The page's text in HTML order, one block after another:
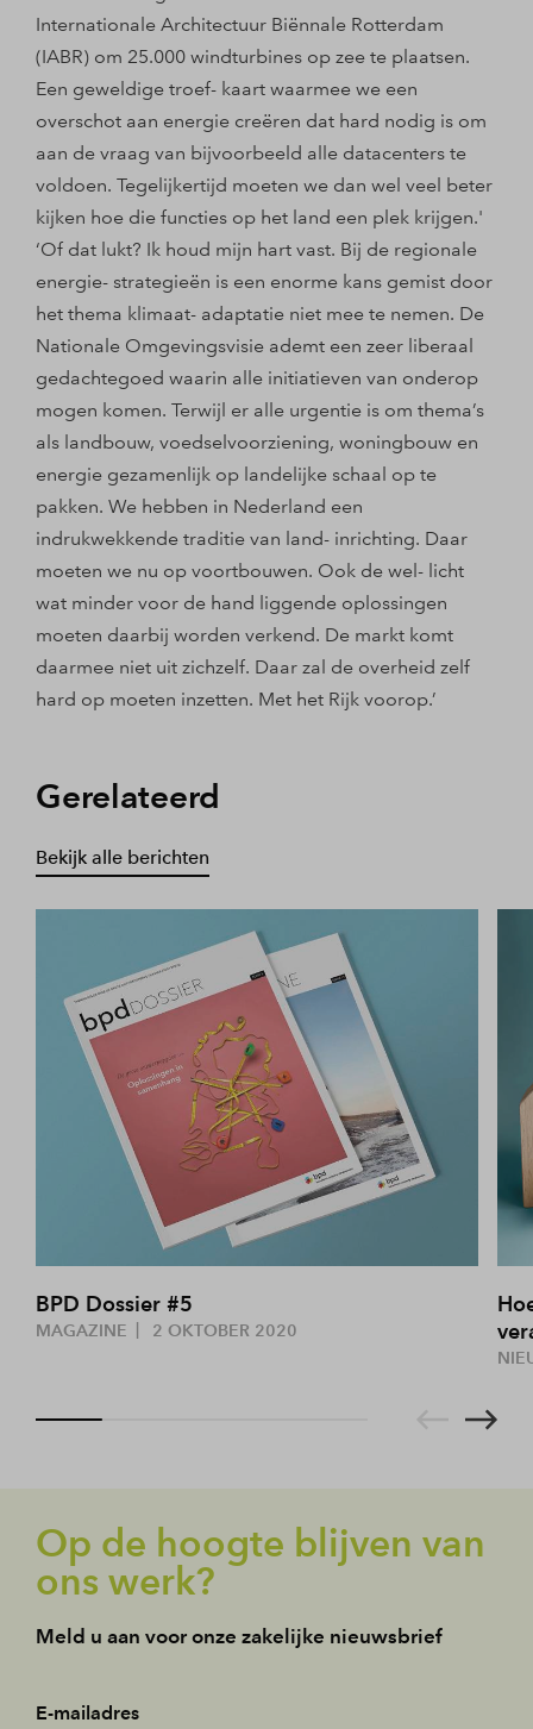
Internationale Architectuur Biënnale Rotterdam
(IABR) om 25.000 windturbines op zee te plaatsen.
Een geweldige troef- kaart waarmee we een
overschot aan energie creëren dat hard nodig is om
aan de vraag van bijvoorbeeld alle datacenters te
voldoen. Tegelijkertijd moeten we dan wel veel beter
kijken hoe die functies op het land een plek krijgen.'
‘Of dat lukt? Ik houd mijn hart vast. Bij de regionale
energie- strategieën is een enorme kans gemist door
het thema klimaat- adaptatie niet mee te nemen. De
Nationale Omgevingsvisie ademt een zeer liberaal
gedachtegoed waarin alle initiatieven van onderop
mogen komen. Terwijl er alle urgentie is om thema’s
als landbouw, voedselvoorziening, woningbouw en
energie gezamenlijk op landelijke schaal op te
pakken. We hebben in Nederland een
indrukwekkende traditie van land- inrichting. Daar
moeten we nu op voortbouwen. Ook de wel- licht
wat minder voor de hand liggende oplossingen
moeten daarbij worden verkend. De markt komt
daarmee niet uit zichzelf. Daar zal de overheid zelf
hard op moeten inzetten. Met het Rijk voorop.’
Gerelateerd
Bekijk alle berichten
BPD Dossier #5
MAGAZINE 2 OKTOBER 2020
Op de hoogte blijven van
ons werk?
Meld u aan voor onze zakelijke nieuwsbrief
E-mailadres